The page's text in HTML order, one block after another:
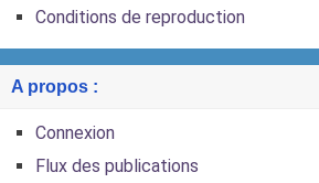
Conditions de reproduction
A propos :
Connexion
Flux des publications